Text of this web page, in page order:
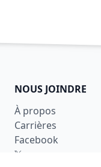
NOUS JOINDRE
À propos
Carrières
Facebook